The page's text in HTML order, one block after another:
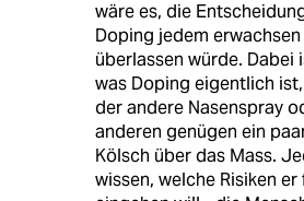
wäre es, die
Doping jedem
überlassen würde. Dabei
was Doping eigentlich
der andere Nasenspray
anderen genügen ein
Kölsch über das Mass.
wissen, welche Risiken